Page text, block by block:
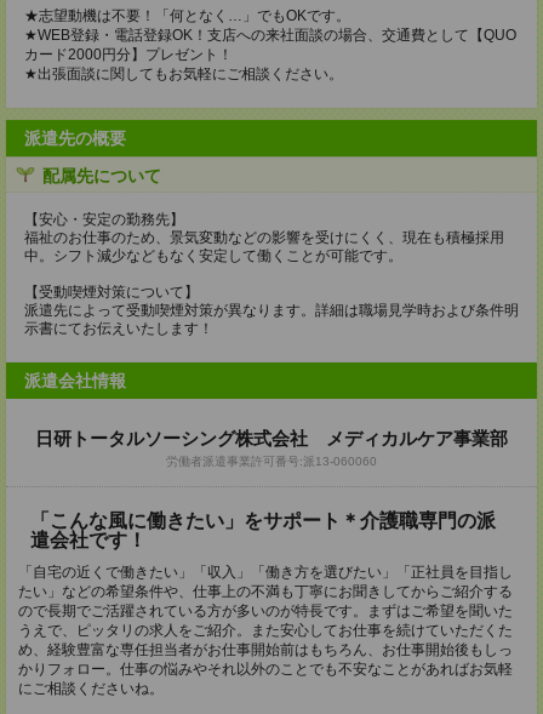
★志望動機は不要！「何となく…」でもOKです。
★WEB登録・電話登録OK！支店への来社面談の場合、交通費として【QUO
カード2000円分】プレゼント！
★出張面談に関してもお気軽にご相談ください。
派遣先の概要
配属先について
【安心・安定の勤務先】
福祉のお仕事のため、景気変動などの影響を受けにくく、現在も積極採用
中。シフト減少などもなく安定して働くことが可能です。
【受動喫煙対策について】
派遣先によって受動喫煙対策が異なります。詳細は職場見学時および条件明
示書にてお伝えいたします！
派遣会社情報
日研トータルソーシング株式会社 メディカルケア事業部
労働者派遣事業許可番号:派13-060060
「こんな風に働きたい」をサポート＊介護職専門の派
遣会社です！
「自宅の近くで働きたい」「収入」「働き方を選びたい」「正社員を目指し
たい」などの希望条件や、仕事上の不満も丁寧にお聞きしてからご紹介する
ので長期でご活躍されている方が多いのが特長です。まずはご希望を聞いた
うえで、ピッタリの求人をご紹介。また安心してお仕事を続けていただくた
め、経験豊富な専任担当者がお仕事開始前はもちろん、お仕事開始後もしっ
かりフォロー。仕事の悩みやそれ以外のことでも不安なことがあればお気軽
にご相談くださいね。